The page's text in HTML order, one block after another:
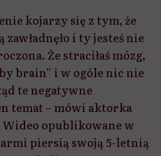
kojarzy się z tym, że
zawładnęło i ty jesteś nie
Że straciłaś mózg,
brain” i w ogóle nic nie
te negatywne
temat – mówi aktorka
Wideo opublikowane w
piersią swoją 5-letnią